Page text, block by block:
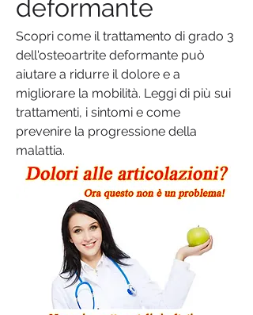
deformante
Scopri come il trattamento di grado 3
dell'osteoartrite deformante può
aiutare a ridurre il dolore e a
migliorare la mobilità. Leggi di più sui
trattamenti, i sintomi e come
prevenire la progressione della
malattia.